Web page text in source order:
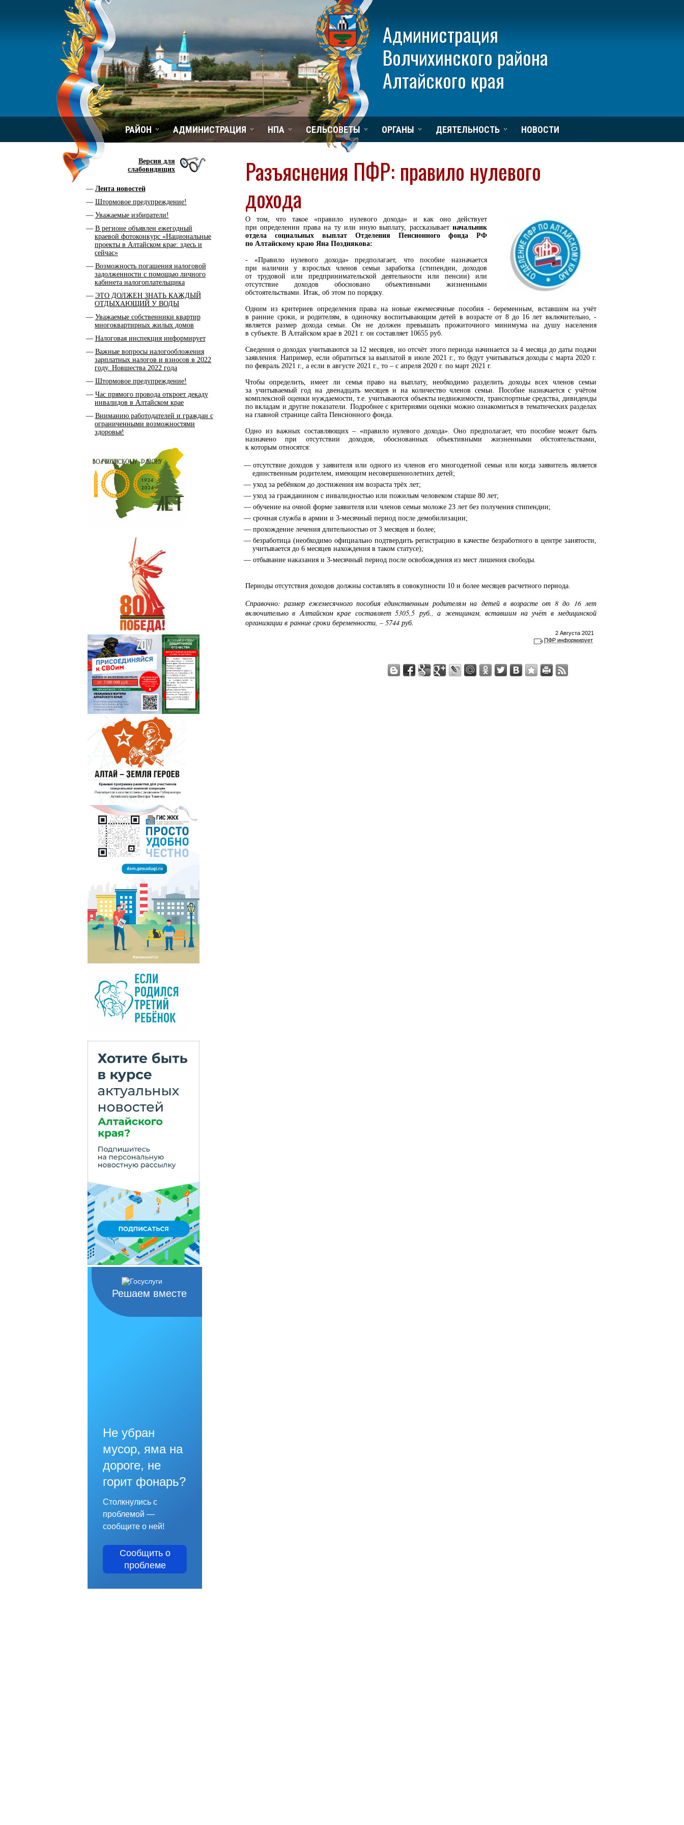
Администрация
Волчихинского района
Алтайского края
РАЙОН АДМИНИСТРАЦИЯ НПА СЕЛЬСОВЕТЫ ОРГАНЫ ДЕЯТЕЛЬНОСТЬ НОВОСТИ
Версия для
слабовидящих
Лента новостей
Штормовое предупреждение!
Уважаемые избиратели!
В регионе объявлен ежегодный
краевой фотоконкурс «Национальные
проекты в Алтайском крае: здесь и
сейчас»
Возможность погашения налоговой
задолженности с помощью личного
кабинета налогоплательщика
ЭТО ДОЛЖЕН ЗНАТЬ КАЖДЫЙ
ОТДЫХАЮЩИЙ У ВОДЫ
Уважаемые собственники квартир
многоквартирных жилых домов
Налоговая инспекция информирует
Важные вопросы налогообложения
зарплатных налогов и взносов в 2022
году. Новшества 2022 года
Штормовое предупреждение!
Час прямого провода откроет декаду
инвалидов в Алтайском крае
Вниманию работодателей и граждан с
ограниченными возможностями
здоровья!
Решаем вместе
Не убран
мусор, яма на
дороге, не
горит фонарь?
Столкнулись с
проблемой —
сообщите о ней!
Сообщить о
проблеме
Разъяснения ПФР: правило нулевого
дохода
О том, что такое «правило нулевого дохода» и как оно действует
при определении права на ту или иную выплату, рассказывает начальник
отдела социальных выплат Отделения Пенсионного фонда РФ
по Алтайскому краю Яна Позднякова:
- «Правило нулевого дохода» предполагает, что пособие назначается
при наличии у взрослых членов семьи заработка (стипендии, доходов
от трудовой или предпринимательской деятельности или пенсии) или
отсутствие доходов обосновано объективными жизненными
обстоятельствами. Итак, об этом по порядку.
Одним из критериев определения права на новые ежемесячные пособия - беременным, вставшим на учёт
в ранние сроки, и родителям, в одиночку воспитывающим детей в возрасте от 8 до 16 лет включительно, -
является размер дохода семьи. Он не должен превышать прожиточного минимума на душу населения
в субъекте. В Алтайском крае в 2021 г. он составляет 10655 руб.
Сведения о доходах учитываются за 12 месяцев, но отсчёт этого периода начинается за 4 месяца до даты подачи
заявления. Например, если обратиться за выплатой в июле 2021 г., то будут учитываться доходы с марта 2020 г.
по февраль 2021 г., а если в августе 2021 г., то – с апреля 2020 г. по март 2021 г.
Чтобы определить, имеет ли семья право на выплату, необходимо разделить доходы всех членов семьи
за учитываемый год на двенадцать месяцев и на количество членов семьи. Пособие назначается с учётом
комплексной оценки нуждаемости, т.е. учитываются объекты недвижимости, транспортные средства, дивиденды
по вкладам и другие показатели. Подробнее с критериями оценки можно ознакомиться в тематических разделах
на главной странице сайта Пенсионного фонда.
Одно из важных составляющих – «правило нулевого дохода». Оно предполагает, что пособие может быть
назначено при отсутствии доходов, обоснованных объективными жизненными обстоятельствами,
к которым относятся:
отсутствие доходов у заявителя или одного из членов его многодетной семьи или когда заявитель является
единственным родителем, имеющим несовершеннолетних детей;
уход за ребёнком до достижения им возраста трёх лет;
уход за гражданином с инвалидностью или пожилым человеком старше 80 лет;
обучение на очной форме заявителя или членов семьи моложе 23 лет без получения стипендии;
срочная служба в армии и 3-месячный период после демобилизации;
прохождение лечения длительностью от 3 месяцев и более;
безработица (необходимо официально подтвердить регистрацию в качестве безработного в центре занятости,
учитывается до 6 месяцев нахождения в таком статусе);
отбывание наказания и 3-месячный период после освобождения из мест лишения свободы.
Периоды отсутствия доходов должны составлять в совокупности 10 и более месяцев расчетного периода.
Справочно: размер ежемесячного пособия единственным родителям на детей в возрасте от 8 до 16 лет
включительно в Алтайском крае составляет 5305,5 руб., а женщинам, вставшим на учёт в медицинской
организации в ранние сроки беременности, – 5744 руб.
2 Августа 2021
ПФР информирует